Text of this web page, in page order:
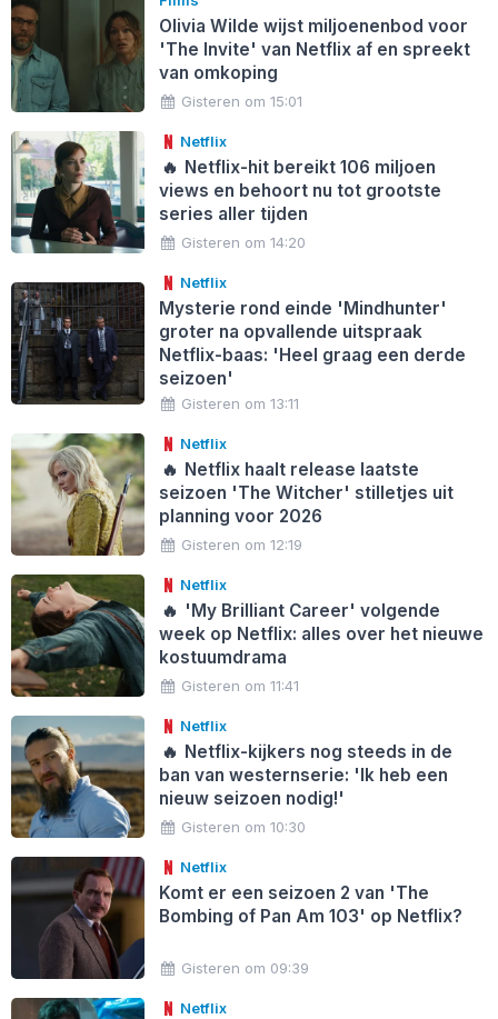
Olivia Wilde wijst miljoenenbod voor
'The Invite' van Netflix af en spreekt
van omkoping
Gisteren om 15:01
Netflix
🔥 Netflix-hit bereikt 106 miljoen
views en behoort nu tot grootste
series aller tijden
Gisteren om 14:20
Netflix
Mysterie rond einde 'Mindhunter'
groter na opvallende uitspraak
Netflix-baas: 'Heel graag een derde
seizoen'
Gisteren om 13:11
Netflix
🔥 Netflix haalt release laatste
seizoen 'The Witcher' stilletjes uit
planning voor 2026
Gisteren om 12:19
Netflix
🔥 'My Brilliant Career' volgende
week op Netflix: alles over het nieuwe
kostuumdrama
Gisteren om 11:41
Netflix
🔥 Netflix-kijkers nog steeds in de
ban van westernserie: 'Ik heb een
nieuw seizoen nodig!'
Gisteren om 10:30
Netflix
Komt er een seizoen 2 van 'The
Bombing of Pan Am 103' op Netflix?
Gisteren om 09:39
Netflix